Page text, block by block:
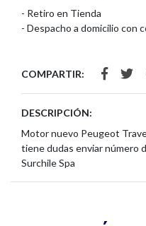
- Retiro en Tienda
- Despacho a domicilio con
COMPARTIR:
DESCRIPCIÓN:
Motor nuevo Peugeot
tiene dudas enviar número
Surchile Spa